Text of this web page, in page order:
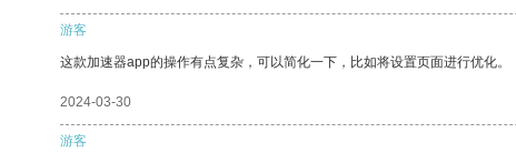
游客
这款加速器app的操作有点复杂，可以简化一下，比如将设置页面进行优化。
2024-03-30
游客